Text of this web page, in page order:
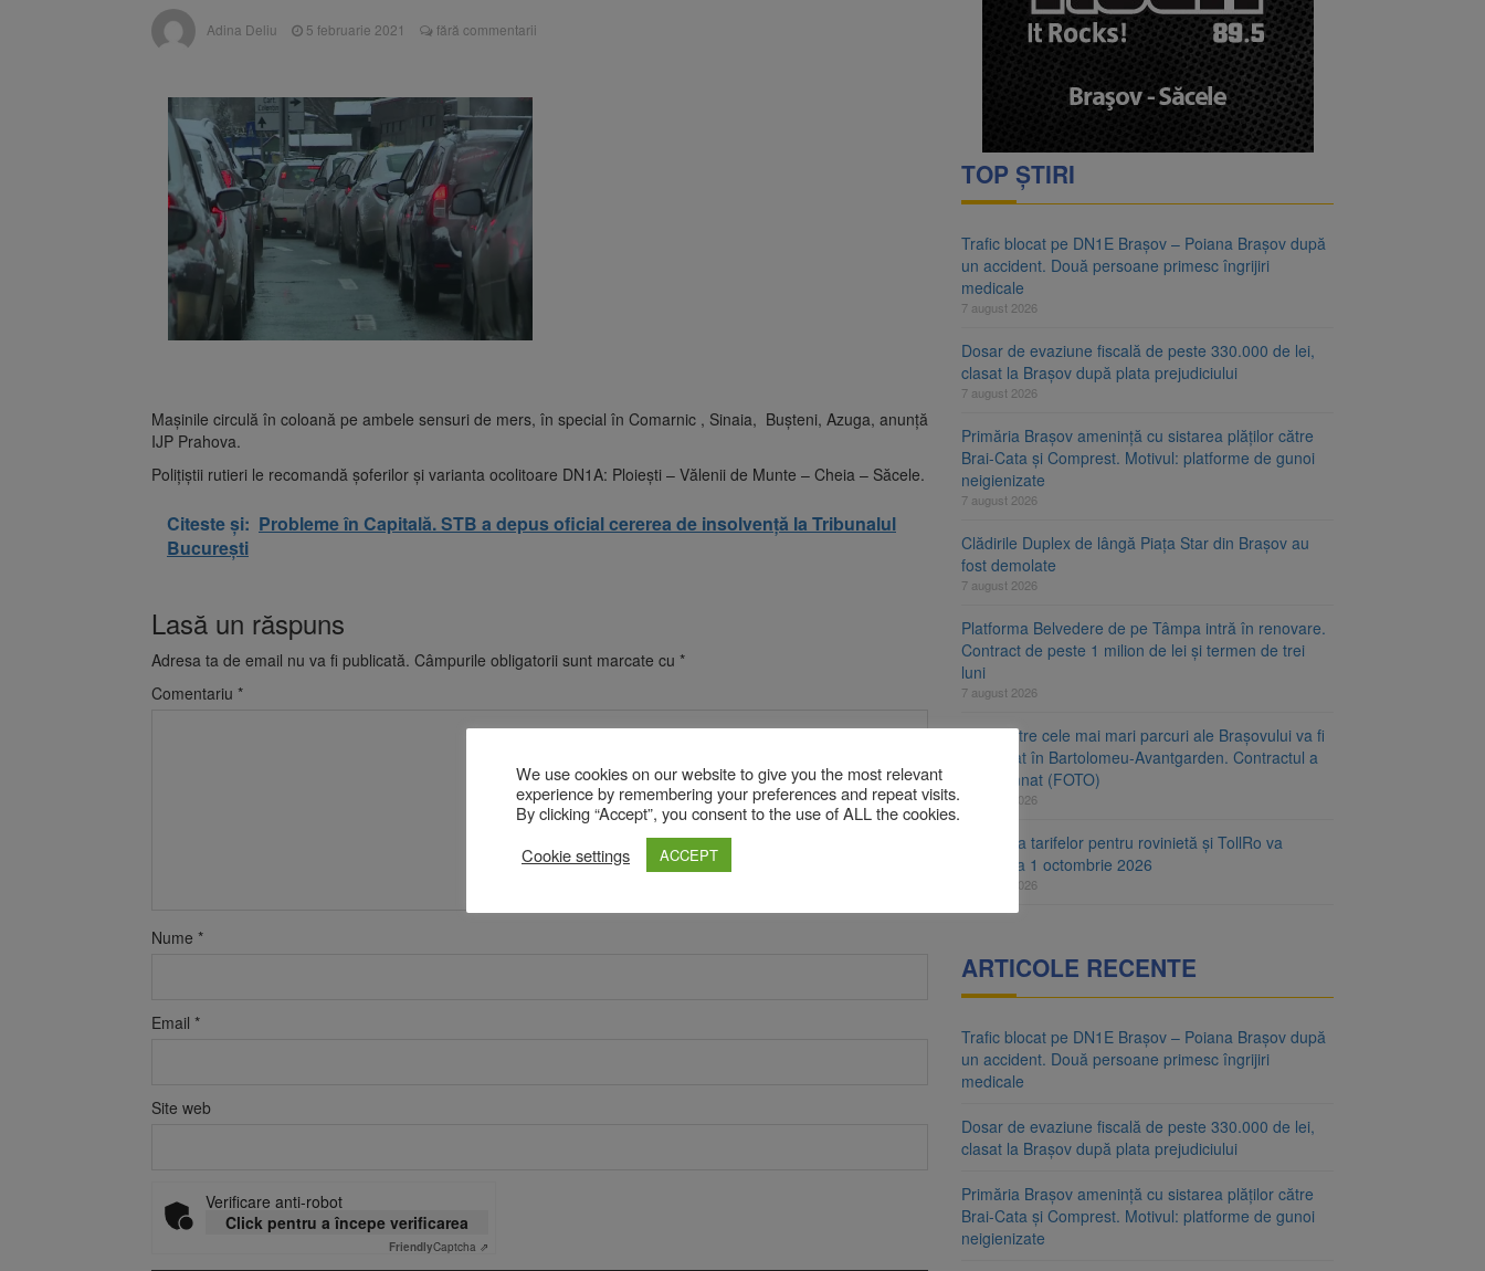
Unul dintre cele mai mari parcuri ale Brașovului va fi amenajat în Bartolomeu-Avantgarden. Contractul a
fost semnat (FOTO)
Trafic blocat pe DN1E Brașov – Poiana Brașov după un accident. Două persoane primesc îngrijiri
Adina Deliu 5 februarie 2021 fără commentarii
Maşinile circulă în coloană pe ambele sensuri de mers, în special în Comarnic , Sinaia, Buşteni, Azuga, anunţă
IJP Prahova.
Poliţiştii rutieri le recomandă şoferilor şi varianta ocolitoare DN1A: Ploieşti – Vălenii de Munte – Cheia – Săcele.
Citeste și: Probleme în Capitală. STB a depus oficial cererea de insolvență la Tribunalul
București
Lasă un răspuns
Adresa ta de email nu va fi publicată. Câmpurile obligatorii sunt marcate cu *
Comentariu *
Nume *
Email *
Site web
Verificare anti-robot
Click pentru a începe verificarea
FriendlyCaptcha ⇗
TOP ȘTIRI
Trafic blocat pe DN1E Brașov – Poiana Brașov după
un accident. Două persoane primesc îngrijiri
medicale
7 august 2026
Dosar de evaziune fiscală de peste 330.000 de lei,
clasat la Brașov după plata prejudiciului
7 august 2026
Primăria Brașov amenință cu sistarea plăților către
Brai-Cata și Comprest. Motivul: platforme de gunoi
neigienizate
7 august 2026
Clădirile Duplex de lângă Piața Star din Brașov au
fost demolate
7 august 2026
Platforma Belvedere de pe Tâmpa intră în renovare.
Contract de peste 1 milion de lei și termen de trei
luni
7 august 2026
Unul dintre cele mai mari parcuri ale Brașovului va fi
amenajat în Bartolomeu-Avantgarden. Contractul a
fost semnat (FOTO)
7 august 2026
Aplicarea tarifelor pentru rovinietă și TollRo va
începe la 1 octombrie 2026
7 august 2026
ARTICOLE RECENTE
Trafic blocat pe DN1E Brașov – Poiana Brașov după
un accident. Două persoane primesc îngrijiri
medicale
Dosar de evaziune fiscală de peste 330.000 de lei,
clasat la Brașov după plata prejudiciului
Primăria Brașov amenință cu sistarea plăților către
Brai-Cata și Comprest. Motivul: platforme de gunoi
neigienizate
We use cookies on our website to give you the most relevant
experience by remembering your preferences and repeat visits.
By clicking “Accept”, you consent to the use of ALL the cookies.
Cookie settings
ACCEPT